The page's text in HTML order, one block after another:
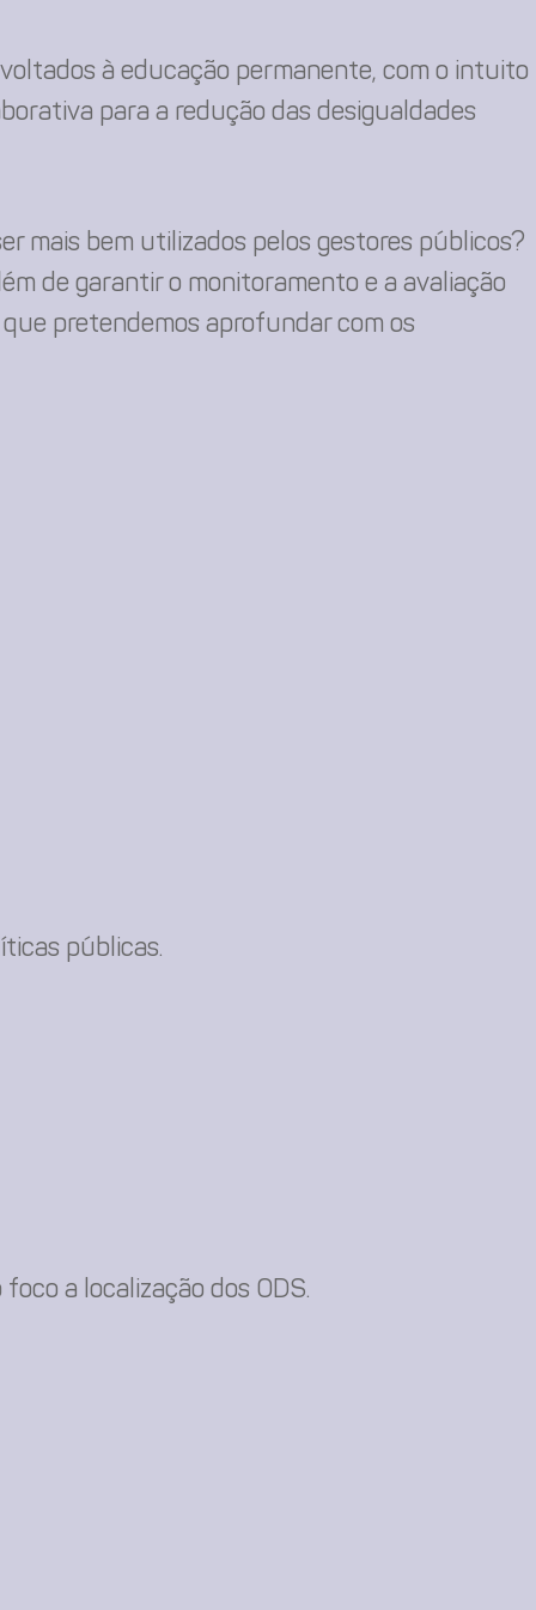
à educação permanente, com o intuito
para a redução das desigualdades
mais bem utilizados pelos gestores públicos?
de garantir o monitoramento e a avaliação
pretendemos aprofundar com os
públicas.
a localização dos ODS.